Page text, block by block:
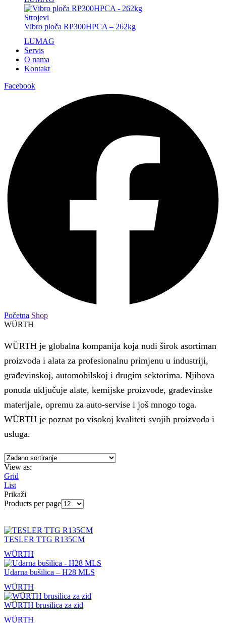
Strojevi
Vibro ploča RP300HPCA – 262kg
LUMAG
Servis
O nama
Kontakt
Facebook
Početna Shop
WÜRTH
WÜRTH je globalna kompanija koja nudi širok asortiman
proizvoda i alata za profesionalnu primjenu u industriji,
građevinskoj, automobilskoj i drugim sektorima. Njihova
ponuda uključuje alate, kemijske proizvode, građevinske
materijale, opremu za auto-servise i još mnogo toga.
WÜRTH je poznat po visokoj kvaliteti svojih proizvoda i
usluga.
View as:
Grid
List
Prikaži
Products per page
TESLER TTG R135CM
WÜRTH
Udarna bušilica – H28 MLS
WÜRTH
WÜRTH brusilica za zid
WÜRTH